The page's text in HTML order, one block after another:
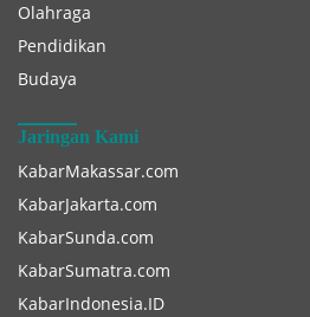
Olahraga
Pendidikan
Budaya
Jaringan Kami
KabarMakassar.com
KabarJakarta.com
KabarSunda.com
KabarSumatra.com
KabarIndonesia.ID